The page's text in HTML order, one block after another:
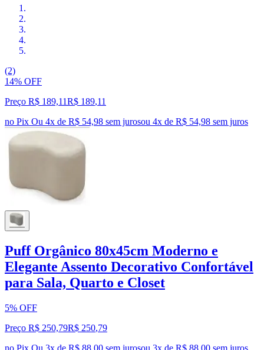
(2)
14% OFF
Preço R$ 189,11R$ 189,11
no Pix Ou 4x de R$ 54,98 sem jurosou 4x de R$ 54,98 sem juros
Puff Orgânico 80x45cm Moderno e
Elegante Assento Decorativo Confortável
para Sala, Quarto e Closet
5% OFF
Preço R$ 250,79R$ 250,79
no Pix Ou 3x de R$ 88,00 sem jurosou 3x de R$ 88,00 sem juros